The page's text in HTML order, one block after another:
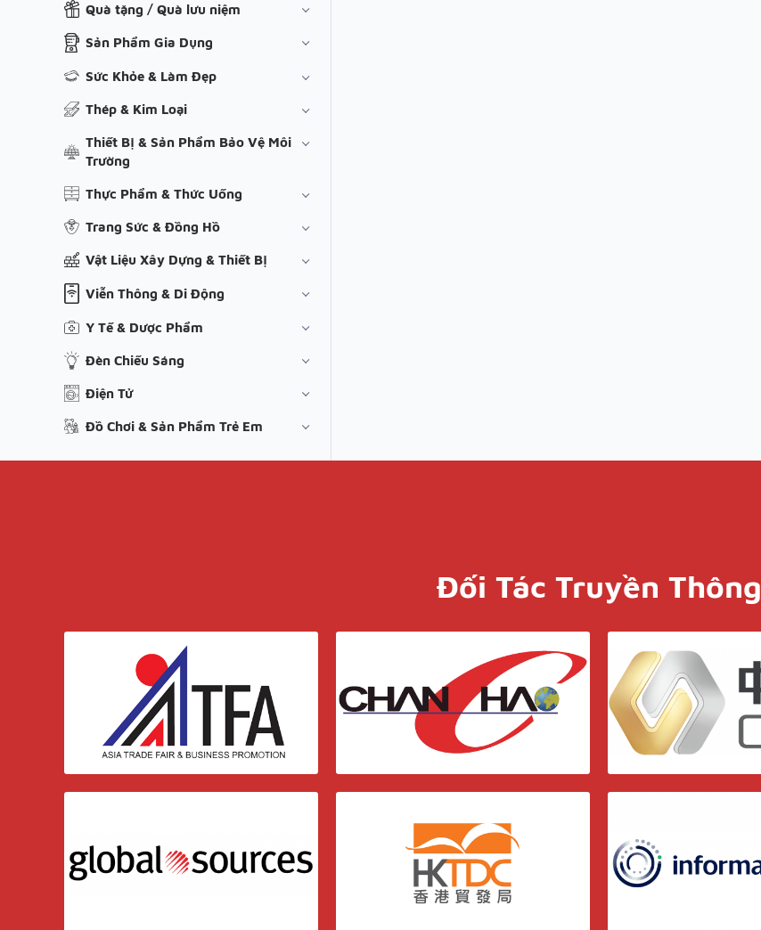
Quà tặng / Quà lưu niệm
Sản Phẩm Gia Dụng
Sức Khỏe & Làm Đẹp
Thép & Kim Loại
Thiết Bị & Sản Phẩm Bảo Vệ Môi
Trường
Thực Phẩm & Thức Uống
Trang Sức & Đồng Hồ
Vật Liệu Xây Dựng & Thiết Bị
Viễn Thông & Di Động
Y Tế & Dược Phẩm
Đèn Chiếu Sáng
Điện Tử
Đồ Chơi & Sản Phẩm Trẻ Em
Đối Tác Truyền Thông